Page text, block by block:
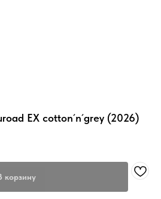
EX cotton´n´grey (2026)
корзину